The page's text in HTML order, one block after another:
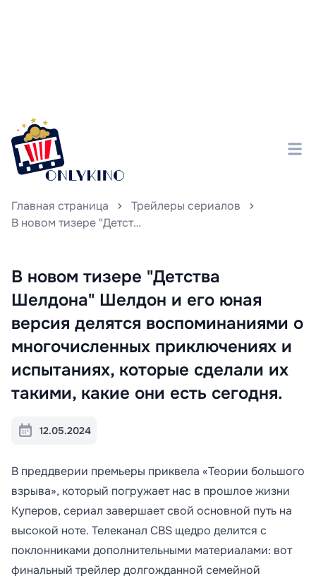
Главная страница
Трейлеры сериалов
В новом тизере "Детства Шелдона" Шелдон и его юная версия делятся воспоминаниями о многочисленных приключениях и испытаниях, которые сделали их такими, какие они есть сегодня.
В новом тизере "Детства
Шелдона" Шелдон и его юная
версия делятся воспоминаниями о
многочисленных приключениях и
испытаниях, которые сделали их
такими, какие они есть сегодня.
12.05.2024
В преддверии премьеры приквела «Теории большого
взрыва», который погружает нас в прошлое жизни
Куперов, сериал завершает свой основной путь на
высокой ноте. Телеканал CBS щедро делится с
поклонниками дополнительными материалами: вот
финальный трейлер долгожданной семейной